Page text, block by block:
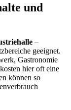
und
–
geeignet.
Gastronomie
hier oft eine
können so